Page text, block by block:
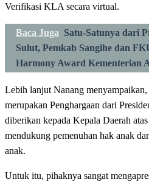
Verifikasi KLA secara virtual.
Baca Juga Satu-Satunya dari
Sulut, Pemkab Sangihe dan
Harmony Award Kementerian
Lebih lanjut Nanang
merupakan Penghargaan dari
diberikan kepada Kepala Daerah
mendukung pemenuhan hak anak
anak.
Untuk itu, pihaknya sangat